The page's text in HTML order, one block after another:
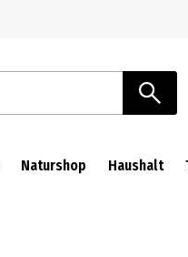
Naturshop Haushalt